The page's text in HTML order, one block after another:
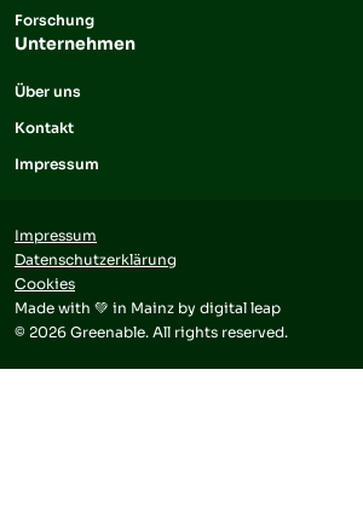
Forschung
Unternehmen
Über uns
Kontakt
Impressum
Impressum
Datenschutzerklärung
Cookies
Made with 💚 in Mainz by digital leap
© 2026 Greenable. All rights reserved.